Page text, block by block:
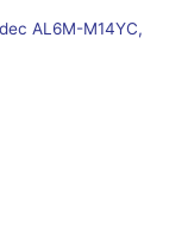
AL6M-M14YC,